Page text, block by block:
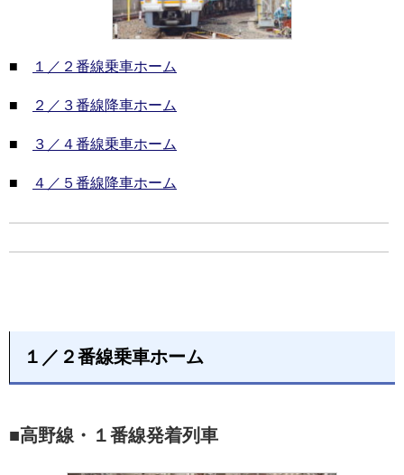
■ １／２番線乗車ホーム
■ ２／３番線降車ホーム
■ ３／４番線乗車ホーム
■ ４／５番線降車ホーム
１／２番線乗車ホーム
■高野線・１番線発着列車